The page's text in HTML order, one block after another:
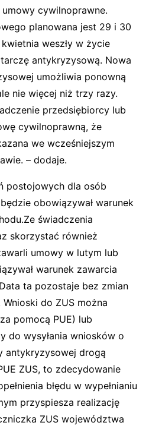
cywilnoprawne.
planowana jest 29 i 30
weszły w życie
antykryzysową. Nowa
umożliwia ponowną
nie więcej niż trzy razy.
przedsiębiorcy lub
cywilnoprawną, że
we wcześniejszym
– dodaje.
postojowych dla osób
obowiązywał warunek
świadczenia
skorzystać również
umowy w lutym lub
warunek zawarcia
ta pozostaje bez zmian
do ZUS można
pomocą PUE) lub
do wysyłania wniosków o
antykryzysowej drogą
ZUS, to zdecydowanie
błędu w wypełnianiu
przyspiesza realizację
ZUS województwa